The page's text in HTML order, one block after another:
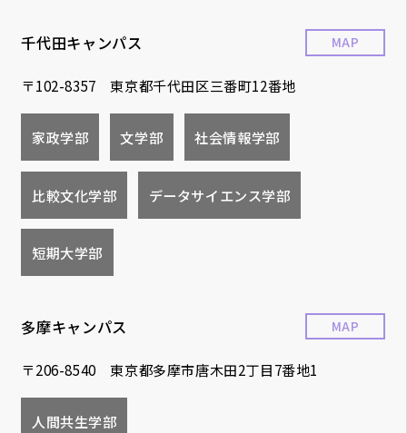
千代田キャンパス
〒102-8357 東京都千代田区三番町12番地
MAP
家政学部 文学部 社会情報学部
比較文化学部 データサイエンス学部
短期大学部
多摩キャンパス
〒206-8540 東京都多摩市唐木田2丁目7番地1
MAP
人間共生学部